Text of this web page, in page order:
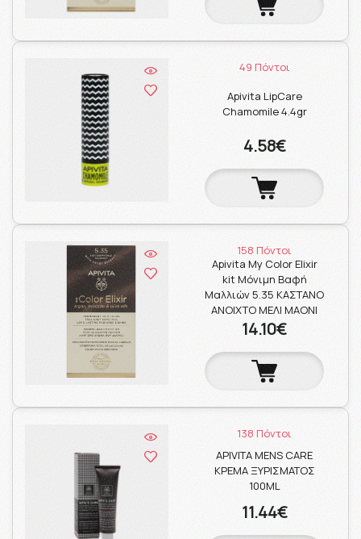
49 Πόντοι
Apivita LipCare
Chamomile 4.4gr
4.58€
158 Πόντοι
Apivita My Color Elixir
kit Μόνιμη Βαφή
Μαλλιών 5.35 ΚΑΣΤΑΝΟ
ΑΝΟΙΧΤΟ ΜΕΛΙ ΜΑΟΝΙ
14.10€
138 Πόντοι
APIVITA MENS CARE
ΚΡΕΜΑ ΞΥΡΙΣΜΑΤΟΣ
100ML
11.44€